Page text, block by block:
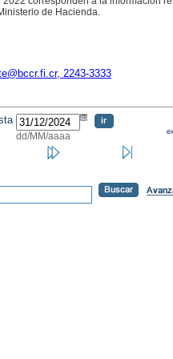
de Hacienda.
2243-3333
dd/MM/aaaa